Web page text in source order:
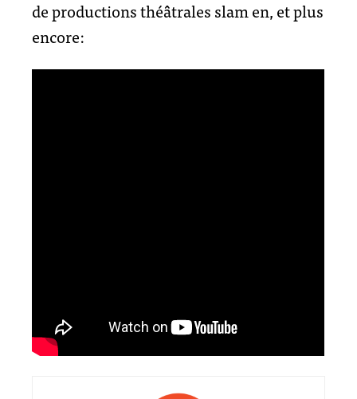
de productions théâtrales slam en, et plus
encore: